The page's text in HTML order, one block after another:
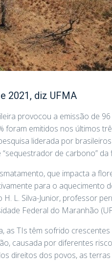
2021, diz UFMA
provocou a emissão de
foram emitidos nos últimos
liderada por
de carbono” da
que impacta a
para o aquecimento
L. Silva-Junior, professor
Federal do Maranhão
as TIs têm sofrido
causada por diferentes
direitos dos povos, as